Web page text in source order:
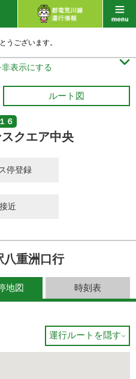
うございます。
表示にする 
ルート図
６
クエア中央
停登録
接近
八重洲口行
地図 時刻表
運行ルートを隠す